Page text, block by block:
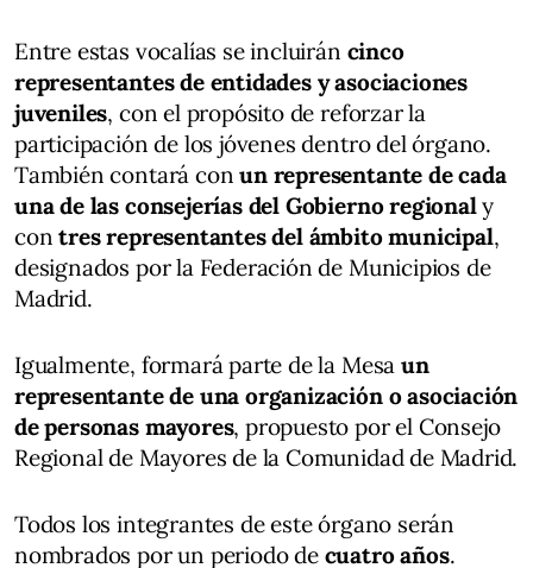
Entre estas vocalías se incluirán cinco
representantes de entidades y asociaciones
juveniles, con el propósito de reforzar la
participación de los jóvenes dentro del órgano.
También contará conun representante de cada
una de las consejerías del Gobierno regionaly
contres representantes del ámbito municipal,
designados por la Federación de Municipios de
Madrid.
Igualmente, formará parte de la Mesa un
representante de una organización o asociación
de personas mayores, propuesto por el Consejo
Regional de Mayores de la Comunidad de Madrid.
Todos los integrantes de este órgano serán
nombrados por un periodo de cuatro años.